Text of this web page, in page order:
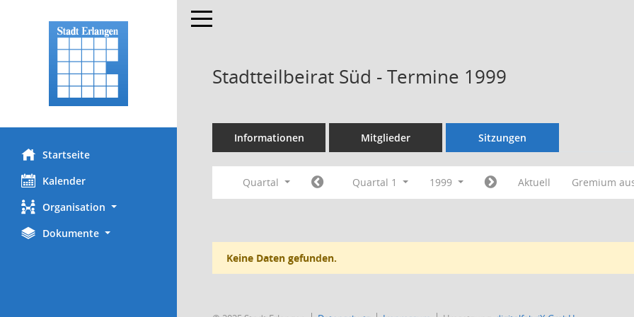
Startseite
Kalender
Organisation
Dokumente
Toggle navigation
Stadtteilbeirat Süd - Termine 1999
Informationen Mitglieder Sitzungen
Quartal Quartal 1 1999 Aktuell Gremium
Keine Daten gefunden.